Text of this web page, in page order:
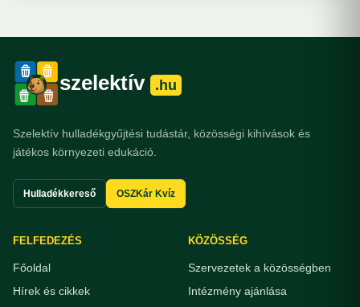
szelektív .hu
Szelektív hulladékgyűjtési tudástár, közösségi kihívások és
játékos környezeti edukáció.
Hulladékkereső OSZKár Kvíz
FELFEDEZÉS
Főoldal
Hírek és cikkek
KÖZÖSSÉG
Szervezetek a közösségben
Intézmény ajánlása